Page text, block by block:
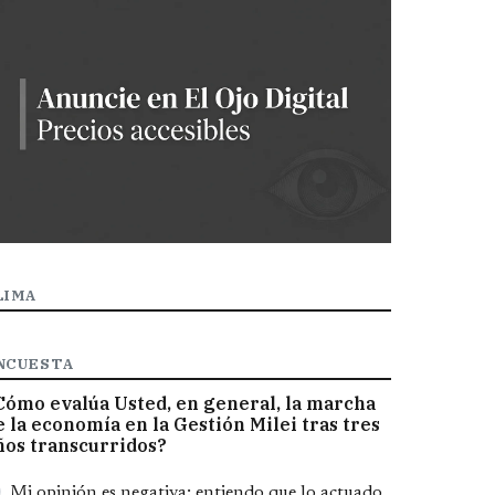
evalúa Usted, en general, la marcha
la economía en la Gestión Milei tras tres
transcurridos?